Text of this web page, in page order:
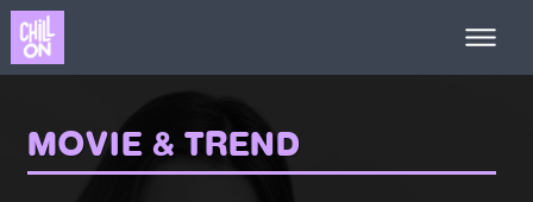
MOVIE & TREND